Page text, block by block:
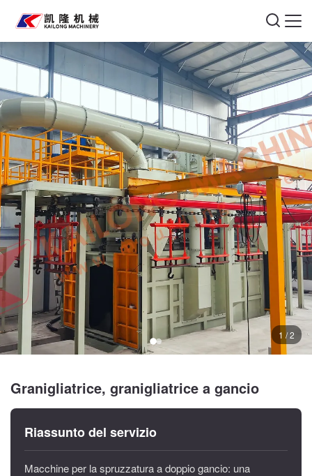
1 / 2
Granigliatrice, granigliatrice a gancio
Riassunto del servizio
Macchine per la spruzzatura a doppio gancio: una